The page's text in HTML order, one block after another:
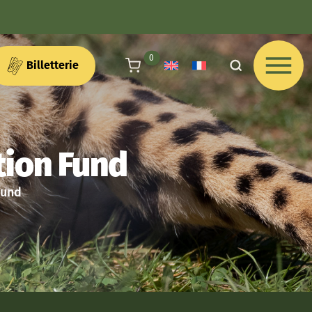
Billetterie
0 articles au panier
Fund